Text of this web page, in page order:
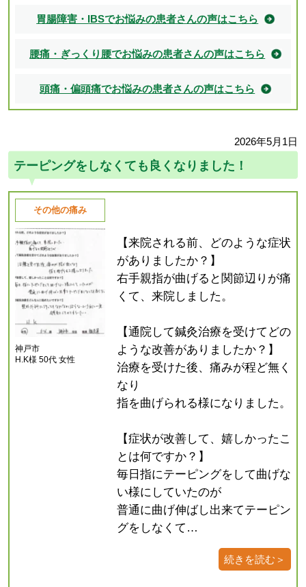
胃腸障害・IBSでお悩みの患者さんの声はこちら
腰痛・ぎっくり腰でお悩みの患者さんの声はこちら
頭痛・偏頭痛でお悩みの患者さんの声はこちら
2026年5月1日
テーピングをしなくても良くなりました！
その他の痛み
神戸市
H.K様 50代 女性
【来院される前、どのような症状
がありましたか？】
右手親指が曲げると関節辺りが痛
くて、来院しました。
【通院して鍼灸治療を受けてどの
ような改善がありましたか？】
治療を受けた後、痛みが程ど無く
なり
指を曲げられる様になりました。
【症状が改善して、嬉しかったこ
とは何ですか？】
毎日指にテーピングをして曲げな
い様にしていたのが
普通に曲げ伸ばし出来てテーピン
グをしなくて…
続きを読む＞